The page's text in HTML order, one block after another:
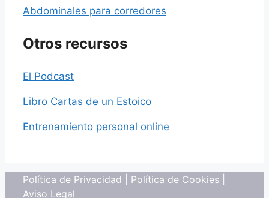
Abdominales para corredores
Otros recursos
El Podcast
Libro Cartas de un Estoico
Entrenamiento personal online
Política de Privacidad Política de Cookies
Aviso Legal